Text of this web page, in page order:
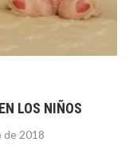
LOS NIÑOS
de 2018